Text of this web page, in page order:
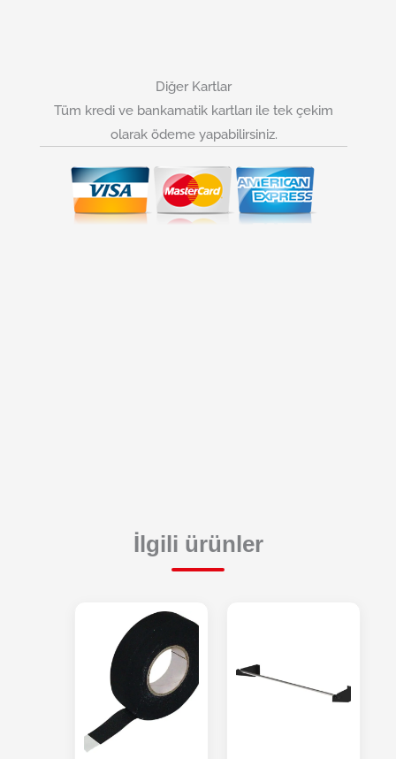
Diğer Kartlar
Tüm kredi ve bankamatik kartları ile tek çekim
olarak ödeme yapabilirsiniz.
İlgili ürünler